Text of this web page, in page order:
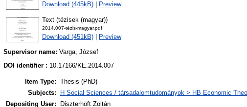
Download (445kB) Preview
Text (tézisek (magyar))
2014.007-tézis-magyar.pdf
Download (451kB) Preview
Supervisor name: Varga, József
DOI identifier : 10.17166/KE.2014.007
Item Type: Thesis (PhD)
Subjects:
H Social Sciences / társadalomtudományok > HB Economic
Depositing User:
Diszterhöft Zoltán